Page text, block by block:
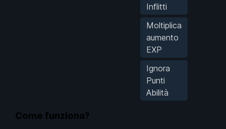
Inflitti
Moltiplica
aumento
EXP
Ignora
Punti
Abilità
Come funziona?